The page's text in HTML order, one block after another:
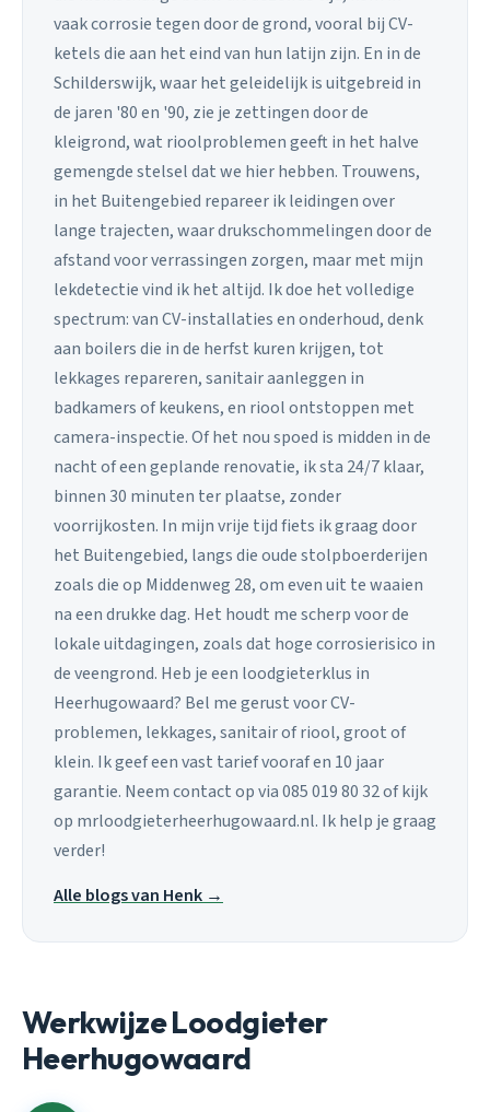
vaak corrosie tegen door de grond, vooral bij CV-
ketels die aan het eind van hun latijn zijn. En in de
Schilderswijk, waar het geleidelijk is uitgebreid in
de jaren '80 en '90, zie je zettingen door de
kleigrond, wat rioolproblemen geeft in het halve
gemengde stelsel dat we hier hebben. Trouwens,
in het Buitengebied repareer ik leidingen over
lange trajecten, waar drukschommelingen door de
afstand voor verrassingen zorgen, maar met mijn
lekdetectie vind ik het altijd. Ik doe het volledige
spectrum: van CV-installaties en onderhoud, denk
aan boilers die in de herfst kuren krijgen, tot
lekkages repareren, sanitair aanleggen in
badkamers of keukens, en riool ontstoppen met
camera-inspectie. Of het nou spoed is midden in de
nacht of een geplande renovatie, ik sta 24/7 klaar,
binnen 30 minuten ter plaatse, zonder
voorrijkosten. In mijn vrije tijd fiets ik graag door
het Buitengebied, langs die oude stolpboerderijen
zoals die op Middenweg 28, om even uit te waaien
na een drukke dag. Het houdt me scherp voor de
lokale uitdagingen, zoals dat hoge corrosierisico in
de veengrond. Heb je een loodgieterklus in
Heerhugowaard? Bel me gerust voor CV-
problemen, lekkages, sanitair of riool, groot of
klein. Ik geef een vast tarief vooraf en 10 jaar
garantie. Neem contact op via 085 019 80 32 of kijk
op mrloodgieterheerhugowaard.nl. Ik help je graag
verder!
Alle blogs van Henk →
Werkwijze Loodgieter
Heerhugowaard